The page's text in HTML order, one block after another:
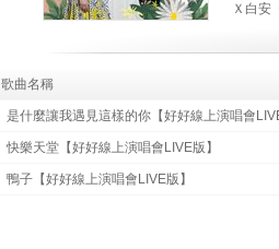
Ｘ白安
歌曲名稱
是什麼讓我遇見這樣的你【好好線上演唱會
快樂天堂【好好線上演唱會LIVE版】
鴨子【好好線上演唱會LIVE版】